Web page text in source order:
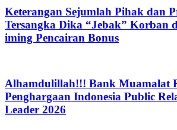
Keterangan Sejumlah Pihak dan
Tersangka Dika “Jebak” Korban
iming Pencairan Bonus
Alhamdulillah!!! Bank Muamalat
Penghargaan Indonesia Public
Leader 2026